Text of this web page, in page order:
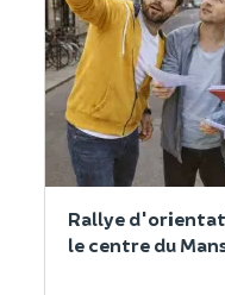
Rallye
le centre du